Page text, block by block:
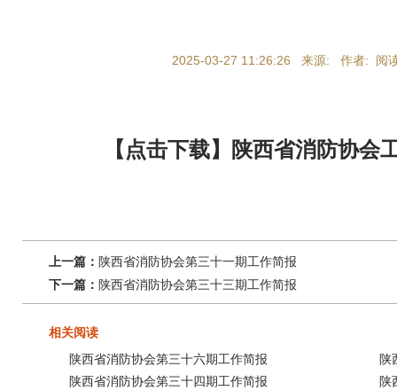
2025-03-27 11:26:26 来源: 作者: 阅
【点击下载】陕西省消防协
上一篇： 陕西省消防协会第三十一期工作简报
下一篇： 陕西省消防协会第三十三期工作简报
相关阅读
陕西省消防协会第三十六期工作简报
陕
陕西省消防协会第三十四期工作简报
陕